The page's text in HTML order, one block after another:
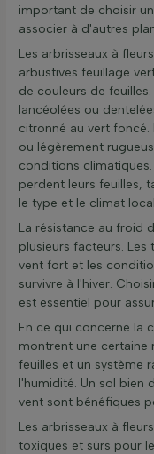
important de choisir
associer à d'autres
Les arbrisseaux à
arbustives feuillage
de couleurs de
lancéolées ou
citronné au vert foncé.
ou légèrement
conditions
perdent leurs feuilles,
le type et le climat
La résistance au froid
plusieurs facteurs.
vent fort et les
survivre à l'hiver.
est essentiel pour
En ce qui concerne la
montrent une certaine
feuilles et un système
l'humidité. Un sol bien
vent sont bénéfiques
Les arbrisseaux à
toxiques et sûrs pour